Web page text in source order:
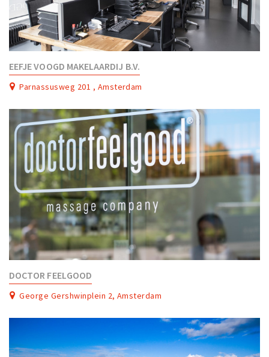
EEFJE VOOGD MAKELAARDIJ B.V.
Parnassusweg 201 , Amsterdam
DOCTOR FEELGOOD
George Gershwinplein 2, Amsterdam